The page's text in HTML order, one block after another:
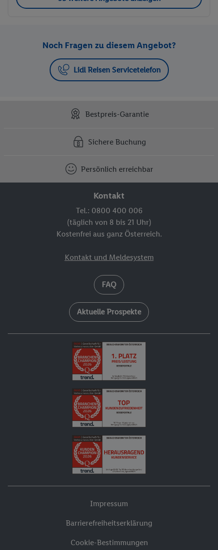
Noch Fragen zu diesem Angebot?
Lidl Reisen Servicetelefon
Bestpreis-Garantie
Sichere Buchung
Persönlich erreichbar
Kontakt
Tel.: 0800 400 006
(täglich von 8 bis 21 Uhr)
Kostenfrei aus ganz Österreich.
Kontakt und Meldesystem
FAQ
Aktuelle Prospekte
Impressum
Barrierefreiheitserklärung
Cookie-Bestimmungen